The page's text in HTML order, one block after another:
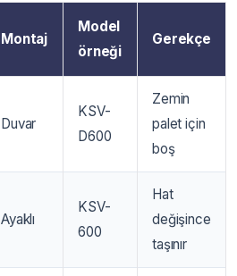
Montaj
Model
örneği
Gerekçe
Duvar
KSV-
D600
Zemin
palet için
boş
Ayaklı
KSV-
600
Hat
değişince
taşınır